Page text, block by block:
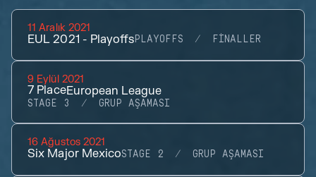
11 Aralık 2021
EUL 2021 - PlayoffsPLAYOFFS FINALLER
9 Eylül 2021
7 PlaceEuropean League
STAGE 3 GRUP AŞAMASI
16 Ağustos 2021
Six Major MexicoSTAGE 2 GRUP AŞAMASI